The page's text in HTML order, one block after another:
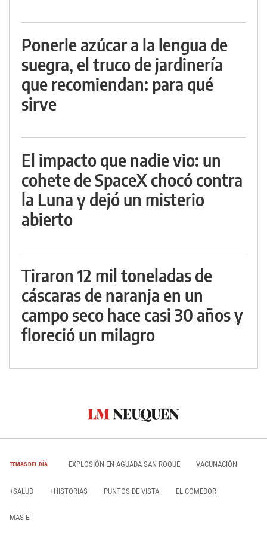
Ponerle azúcar a la lengua de
suegra, el truco de jardinería
que recomiendan: para qué
sirve
El impacto que nadie vio: un
cohete de SpaceX chocó contra
la Luna y dejó un misterio
abierto
Tiraron 12 mil toneladas de
cáscaras de naranja en un
campo seco hace casi 30 años y
floreció un milagro
TEMAS DEL DÍA EXPLOSIÓN EN AGUADA SAN ROQUE VACUNACIÓN
+SALUD +HISTORIAS PUNTOS DE VISTA EL COMEDOR
MAS E